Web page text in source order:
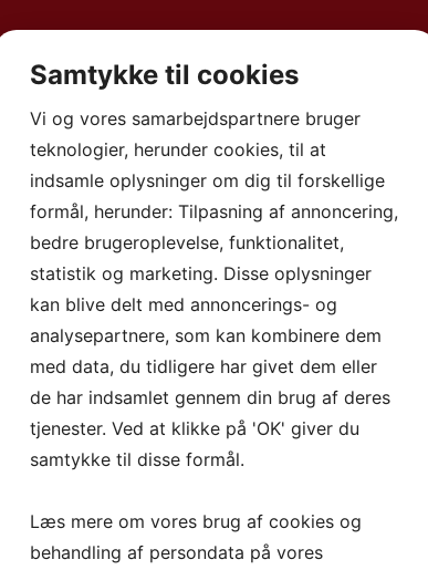
Begivenhed(Se alle)
STED
Hallen
Nejrupvej 2, 7620 Lemvig
Google Maps
Telefon:
ARRANGØR
Klinkby Idrætsforening
Samtykke til cookies
Vi og vores samarbejdspartnere bruger
teknologier, herunder cookies, til at
indsamle oplysninger om dig til forskellige
formål, herunder: Tilpasning af annoncering,
bedre brugeroplevelse, funktionalitet,
statistik og marketing. Disse oplysninger
kan blive delt med annoncerings- og
analysepartnere, som kan kombinere dem
med data, du tidligere har givet dem eller
de har indsamlet gennem din brug af deres
tjenester. Ved at klikke på 'OK' giver du
samtykke til disse formål.
Læs mere om vores brug af cookies og
behandling af persondata på vores